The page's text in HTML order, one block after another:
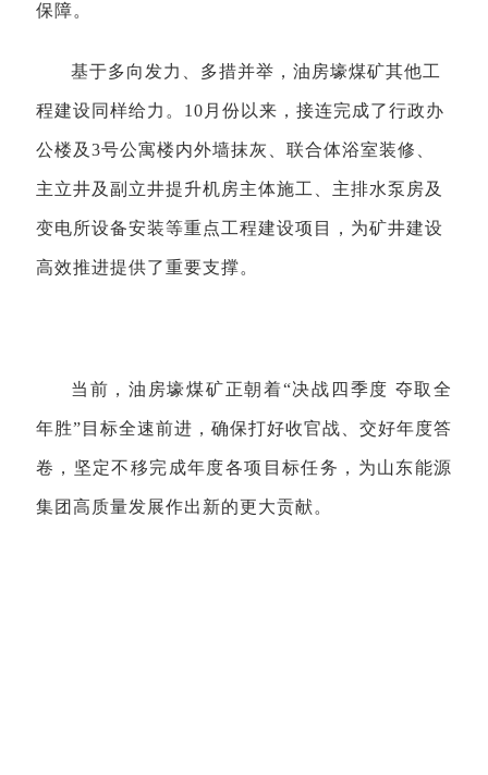
保障。
基于多向发力、多措并举，油房壕煤矿其他工
程建设同样给力。10月份以来，接连完成了行政办
公楼及3号公寓楼内外墙抹灰、联合体浴室装修、
主立井及副立井提升机房主体施工、主排水泵房及
变电所设备安装等重点工程建设项目，为矿井建设
高效推进提供了重要支撑。
当前，油房壕煤矿正朝着“决战四季度 夺取全
年胜”目标全速前进，确保打好收官战、交好年度答
卷，坚定不移完成年度各项目标任务，为山东能源
集团高质量发展作出新的更大贡献。